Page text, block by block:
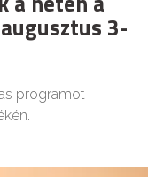
3-
programot